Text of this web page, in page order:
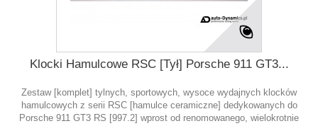
Klocki Hamulcowe RSC [Tył] Porsche 911 GT3...
Zestaw [komplet] tylnych, sportowych, wysoce wydajnych klocków
hamulcowych z serii RSC [hamulce ceramiczne] dedykowanych do
Porsche 911 GT3 RS [997.2] wprost od renomowanego, wielokrotnie